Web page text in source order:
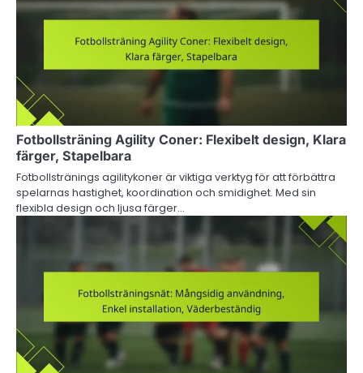
Fotbollsträning Agility Coner: Flexibelt design, Klara
färger, Stapelbara
Fotbollstränings agilitykoner är viktiga verktyg för att förbättra
spelarnas hastighet, koordination och smidighet. Med sin
flexibla design och ljusa färger…